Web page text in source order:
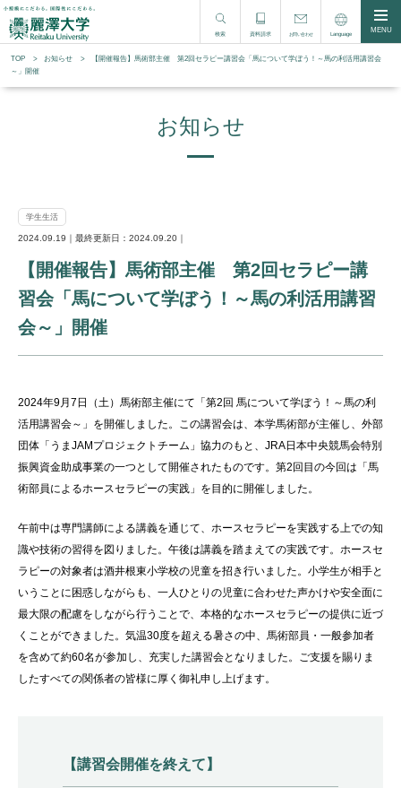
検索 資料請求 お問い合わせ Language MENU
TOP お知らせ
【開催報告】馬術部主催 第2回セラピー講習会「馬について学ぼう！～馬の利活用講習会
～」開催
お知らせ
学生生活
2024.09.19｜最終更新日：2024.09.20｜
【開催報告】馬術部主催 第2回セラピー講
習会「馬について学ぼう！～馬の利活用講習
会～」開催
2024年9月 7 日（土） 馬術部主催にて 「第2 回 馬について学ぼう！～馬の利
活用講習会～」を開催しました。この講習会は、本学馬術部が主催し、外部
団体「うま JAM プロジェクトチーム」協力のもと、 JRA日本中央競馬会特別
振興資金助成事業の一つとして開催されたものです。第2 回目の今回は「馬
術部員によるホースセラピーの実践」を目的に開催しました。
午前中は専門講師による講義を通じて、ホースセラピーを実践する上での知
識や技術の習得を図りました。午後は講義を踏まえての実践です。ホースセ
ラピーの対象者は酒井根東小学校の児童を招き行いました。 小学生が相手と
いうこと に困惑しながらも、一人ひとりの児童に合わせた声かけや安全面に
最大限の配慮をしながら行うことで、本格的なホースセラピーの提供に近づ
くことができました。気温30度を超える暑さの中、馬術部員・一般参加者
を含めて約60名が参加し、充実した講習会となりました。ご支援を賜りま
したすべての関係者の皆様に厚く御礼申し上げます。
【講習会開催を終えて】